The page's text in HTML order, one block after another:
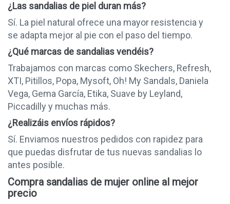
¿Las sandalias de piel duran más?
Sí. La piel natural ofrece una mayor resistencia y
se adapta mejor al pie con el paso del tiempo.
¿Qué marcas de sandalias vendéis?
Trabajamos con marcas como Skechers, Refresh,
XTI, Pitillos, Popa, Mysoft, Oh! My Sandals, Daniela
Vega, Gema García, Etika, Suave by Leyland,
Piccadilly y muchas más.
¿Realizáis envíos rápidos?
Sí. Enviamos nuestros pedidos con rapidez para
que puedas disfrutar de tus nuevas sandalias lo
antes posible.
Compra sandalias de mujer online al mejor
precio